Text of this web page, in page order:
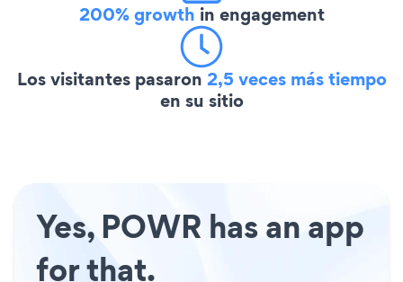
200% growth in engagement
Los visitantes pasaron 2,5 veces más tiempo
en su sitio
Yes, POWR has an app
for that.